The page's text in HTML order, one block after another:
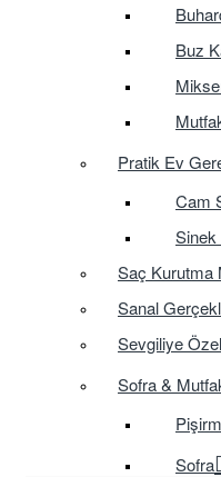
Buz
Pratik Ev
Cam
Sinek
Saç Kurutma
Sanal
Sevgiliye Özel
Sofra &
Sofra